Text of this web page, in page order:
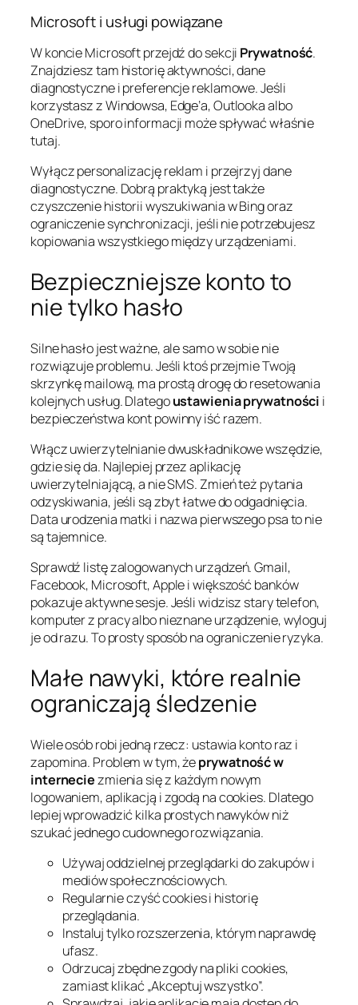
Microsoft i usługi powiązane
W koncie Microsoft przejdź do sekcji Prywatność.
Znajdziesz tam historię aktywności, dane
diagnostyczne i preferencje reklamowe. Jeśli
korzystasz z Windowsa, Edge’a, Outlooka albo
OneDrive, sporo informacji może spływać właśnie
tutaj.
Wyłącz personalizację reklam i przejrzyj dane
diagnostyczne. Dobrą praktyką jest także
czyszczenie historii wyszukiwania w Bing oraz
ograniczenie synchronizacji, jeśli nie potrzebujesz
kopiowania wszystkiego między urządzeniami.
Bezpieczniejsze konto to
nie tylko hasło
Silne hasło jest ważne, ale samo w sobie nie
rozwiązuje problemu. Jeśli ktoś przejmie Twoją
skrzynkę mailową, ma prostą drogę do resetowania
kolejnych usług. Dlategoustawienia prywatności i
bezpieczeństwa kont powinny iść razem.
Włącz uwierzytelnianie dwuskładnikowe wszędzie,
gdzie się da. Najlepiej przez aplikację
uwierzytelniającą, a nie SMS. Zmień też pytania
odzyskiwania, jeśli są zbyt łatwe do odgadnięcia.
Data urodzenia matki i nazwa pierwszego psa to nie
są tajemnice.
Sprawdź listę zalogowanych urządzeń. Gmail,
Facebook, Microsoft, Apple i większość banków
pokazuje aktywne sesje. Jeśli widzisz stary telefon,
komputer z pracy albo nieznane urządzenie, wyloguj
je od razu. To prosty sposób na ograniczenie ryzyka.
Małe nawyki, które realnie
ograniczają śledzenie
Wiele osób robi jedną rzecz: ustawia konto raz i
zapomina. Problem w tym, żeprywatność w
interneciezmienia się z każdym nowym
logowaniem, aplikacją i zgodą na cookies. Dlatego
lepiej wprowadzić kilka prostych nawyków niż
szukać jednego cudownego rozwiązania.
Używaj oddzielnej przeglądarki do zakupów i
mediów społecznościowych.
Regularnie czyść cookies i historię
przeglądania.
Instaluj tylko rozszerzenia, którym naprawdę
ufasz.
Odrzucaj zbędne zgody na pliki cookies,
zamiast klikać „Akceptuj wszystko”.